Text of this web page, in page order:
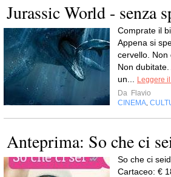
Jurassic World - senza
Comprate il
Appena si
cervello. Non
Non
un...
Leggere
Da Flavio
CINEMA
Anteprima: So che ci
So che ci
Cartaceo: €